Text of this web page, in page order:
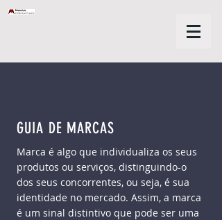
GUIA DE MARCAS
Marca é algo que individualiza os seus
produtos ou serviços, distinguindo-o
dos seus concorrentes, ou seja, é sua
identidade no mercado. Assim, a marca
é um sinal distintivo que pode ser uma